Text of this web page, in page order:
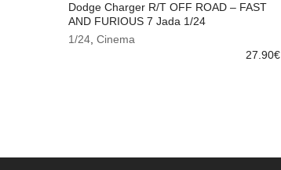
Dodge Charger R/T OFF ROAD – FAST
AND FURIOUS 7 Jada 1/24
1/24 Cinema
27.90€